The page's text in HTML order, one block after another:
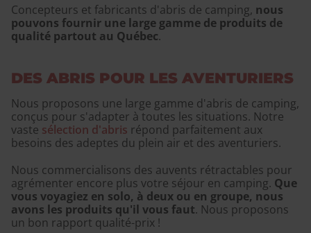
Concepteurs et fabricants d'abris de camping, nous
pouvons fournir une large gamme de produits de
qualité partout au Québec.
DES ABRIS POUR LES AVENTURIERS
Nous proposons une large gamme d'abris de camping,
conçus pour s'adapter à toutes les situations. Notre
vaste sélection d'abris répond parfaitement aux
besoins des adeptes du plein air et des aventuriers.
Nous commercialisons des auvents rétractables pour
agrémenter encore plus votre séjour en camping. Que
vous voyagiez en solo, à deux ou en groupe, nous
avons les produits qu'il vous faut. Nous proposons
un bon rapport qualité-prix !